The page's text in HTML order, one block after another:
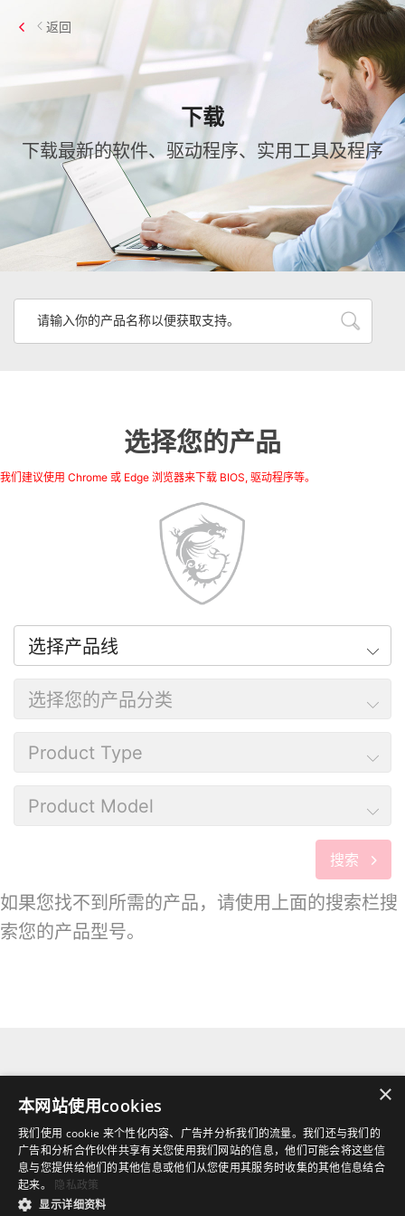
下载
下载最新的软件、驱动程序、实用工具及程序
返回
选择您的产品
我们建议使用 Chrome 或 Edge 浏览器来下载 BIOS, 驱动程序等。
选择产品线
选择您的产品分类
Product Type
Product Model
搜索
如果您找不到所需的产品，请使用上面的搜索栏搜
索您的产品型号。
找不到解答？
探索更多有用的支援
×
本网站使用cookies
我们使用 cookie 来个性化内容、广告并分析我们的流量。我们还与我们的
广告和分析合作伙伴共享有关您使用我们网站的信息，他们可能会将这些信
息与您提供给他们的其他信息或他们从您使用其服务时收集的其他信息结合
起来。 隐私政策
显示详细资料